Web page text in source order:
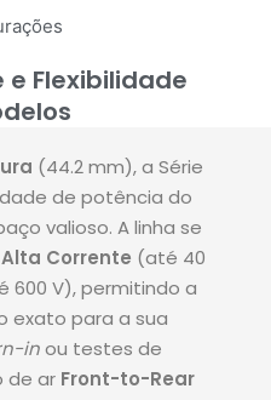
Flexibilidade
(44.2 mm), a Série
de potência do
valioso. A linha se
Alta Corrente (até 40
600 V), permitindo a
exato para a sua
inou testes de
de ar Front-to-Rear